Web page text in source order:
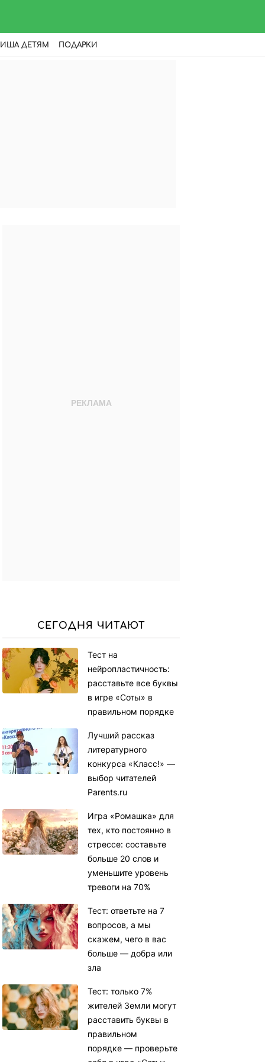
ДЕТЯМ ПОДАРКИ
СЕГОДНЯ ЧИТАЮТ
Тест на
нейропластичность:
расставьте все буквы
в игре «Соты» в
правильном порядке
Лучший рассказ
литературного
конкурса «Класс!» —
выбор читателей
Parents.ru
Игра «Ромашка» для
тех, кто постоянно в
стрессе: составьте
больше 20 слов и
уменьшите уровень
тревоги на 70%
Тест: ответьте на 7
вопросов, а мы
скажем, чего в вас
больше — добра или
зла
Тест: только 7%
жителей Земли могут
расставить буквы в
правильном
порядке — проверьте